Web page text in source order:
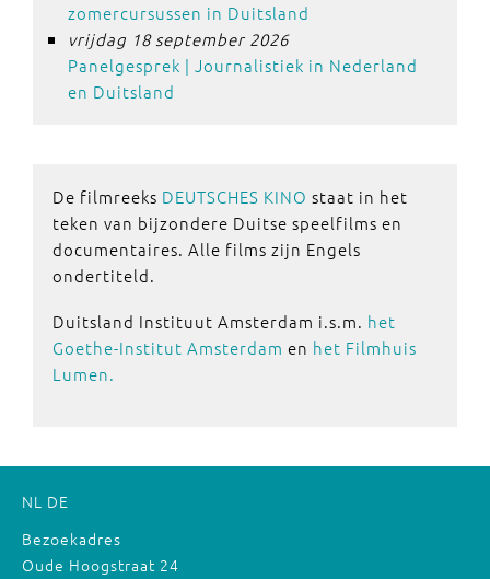
zomercursussen in Duitsland
vrijdag 18 september 2026
Panelgesprek | Journalistiek in Nederland
en Duitsland
De filmreeks DEUTSCHES KINO staat in het
teken van bijzondere Duitse speelfilms en
documentaires. Alle films zijn Engels
ondertiteld.
Duitsland Instituut Amsterdam i.s.m. het
Goethe-Institut Amsterdam en het Filmhuis
Lumen.
NL DE
Bezoekadres
Oude Hoogstraat 24